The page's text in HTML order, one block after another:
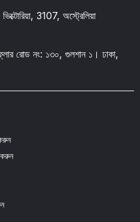
3107, অস্ট্রেলিয়া
রোড নং: ১৩০, গুলশান ১। ঢাকা,
করুন